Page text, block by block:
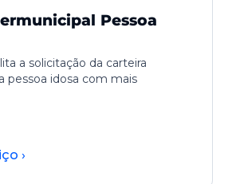
Pessoa
a solicitação da carteira
pessoa idosa com mais
›